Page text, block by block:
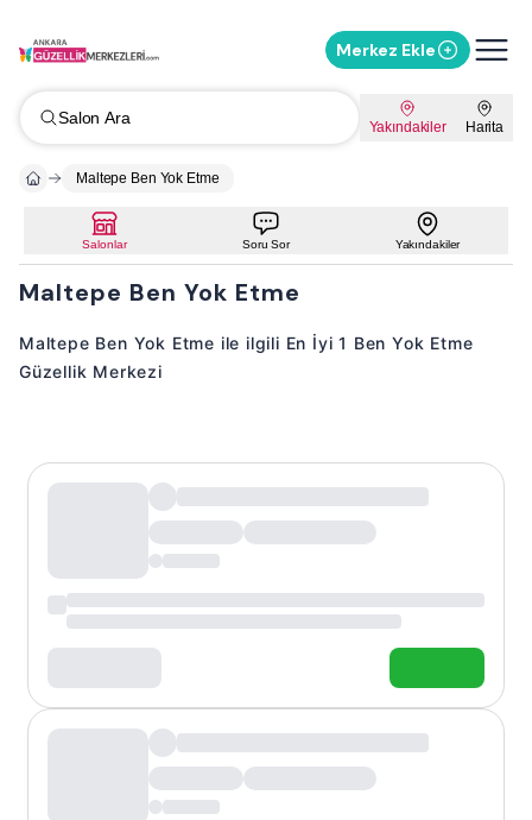
Merkez Ekle
Salon Ara Yakındakiler Harita
Maltepe Ben Yok Etme
Salonlar Soru Sor Yakındakiler
Maltepe Ben Yok Etme
Maltepe Ben Yok Etme ile ilgili En İyi 1 Ben Yok Etme
Güzellik Merkezi